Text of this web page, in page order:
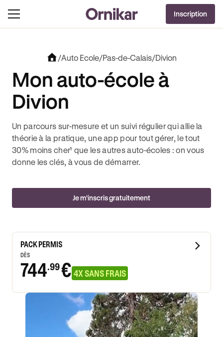
OFFRE EXCLUSIVE
REVOLUT + 3 MOIS DEEZER PREMIUM OFFERTS* !JUSQU’À 170€ OFFERTS AVEC
J'EN PROFITE !
Inscription
/Auto Ecole/Pas-de-Calais/Divion
Mon auto-école à
Divion
Un parcours sur-mesure et un suivi régulier qui allie la
théorie à la pratique, une app pour tout gérer, le tout
30% moins cher¹ que les autres auto-écoles : on vous
donne les clés, à vous de démarrer.
Je m'inscris gratuitement
PACK PERMIS
DÈS
744.99€ 4X SANS FRAIS